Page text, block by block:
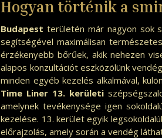
Hogyan történik a
Budapest területén már nagyon sok
segítségével maximálisan
érzékenyebb bőrűek, akik nehezen
alapos konzultációt eszközölünk
minden egyéb kezelés alkalmával,
Time Liner 13. kerületi
amelynek tevékenysége igen
kezelése. 13. kerület egyik
előrajzolás, amely során a vendég